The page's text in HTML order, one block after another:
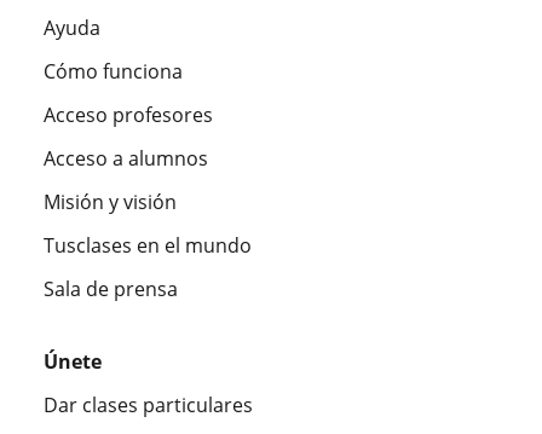
Ayuda
Cómo funciona
Acceso profesores
Acceso a alumnos
Misión y visión
Tusclases en el mundo
Sala de prensa
Únete
Dar clases particulares